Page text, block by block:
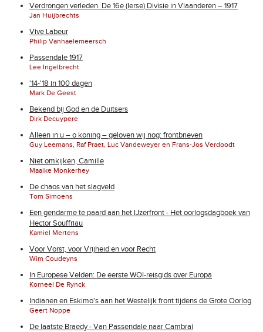
Verdrongen verleden. De 16e (Ierse) Divisie in Vlaanderen – 1917
Jan Huijbrechts
Vive Labeur
Philip Vanhaelemeersch
Passendale 1917
Lee Ingelbrecht
'14-'18 in 100 dagen
Mark De Geest
Bekend bij God en de Duitsers
Dirk Decuypere
Alleen in u – o koning – geloven wij nog: frontbrieven
Guy Leemans, Raf Praet, Luc Vandeweyer en Frans-Jos Verdoodt
Niet omkijken, Camille
Maaike Monkerhey
De chaos van het slagveld
Tom Simoens
Een gendarme te paard aan het IJzerfront - Het oorlogsdagboek van
Hector Souffriau
Kamiel Mertens
Voor Vorst, voor Vrijheid en voor Recht
Wim Coudeyns
In Europese Velden: De eerste WOI-reisgids over Europa
Korneel De Rynck
Indianen en Eskimo's aan het Westelijk front tijdens de Grote Oorlog
Geert Noppe
De laatste Braedy - Van Passendale naar Cambrai